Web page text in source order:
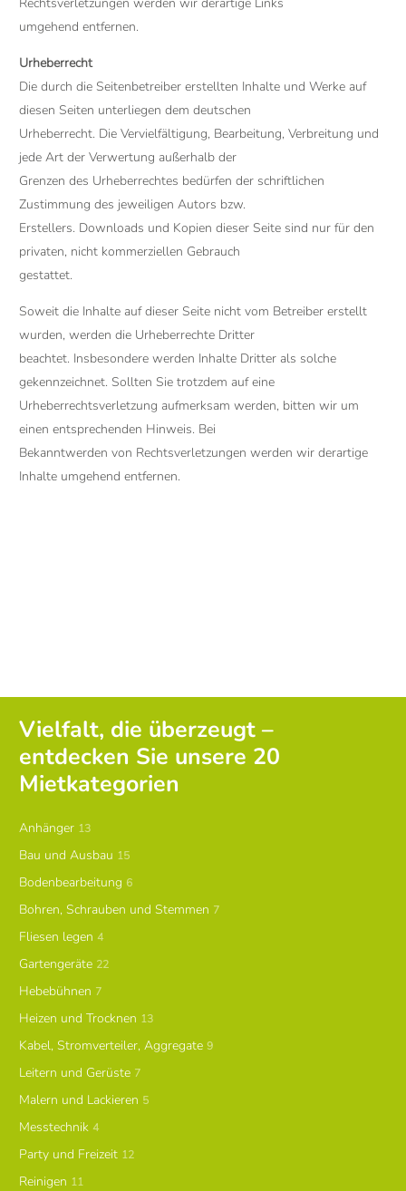
umgehend entfernen.
Urheberrecht
Die durch die Seitenbetreiber erstellten Inhalte und Werke auf
diesen Seiten unterliegen dem deutschen
Urheberrecht. Die Vervielfältigung, Bearbeitung, Verbreitung und
jede Art der Verwertung außerhalb der
Grenzen des Urheberrechtes bedürfen der schriftlichen
Zustimmung des jeweiligen Autors bzw.
Erstellers. Downloads und Kopien dieser Seite sind nur für den
privaten, nicht kommerziellen Gebrauch
gestattet.
Soweit die Inhalte auf dieser Seite nicht vom Betreiber erstellt
wurden, werden die Urheberrechte Dritter
beachtet. Insbesondere werden Inhalte Dritter als solche
gekennzeichnet. Sollten Sie trotzdem auf eine
Urheberrechtsverletzung aufmerksam werden, bitten wir um
einen entsprechenden Hinweis. Bei
Bekanntwerden von Rechtsverletzungen werden wir derartige
Inhalte umgehend entfernen.
Vielfalt, die überzeugt –
entdecken Sie unsere 20
Mietkategorien
Anhänger 13
Bau und Ausbau 15
Bodenbearbeitung 6
Bohren, Schrauben und Stemmen 7
Fliesen legen 4
Gartengeräte 22
Hebebühnen 7
Heizen und Trocknen 13
Kabel, Stromverteiler, Aggregate 9
Leitern und Gerüste 7
Malern und Lackieren 5
Messtechnik 4
Party und Freizeit 12
Reinigen 11